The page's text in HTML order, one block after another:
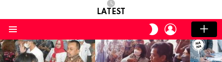
LATEST
SWITCH
SKIN
LOGIN
LATEST
STORIES